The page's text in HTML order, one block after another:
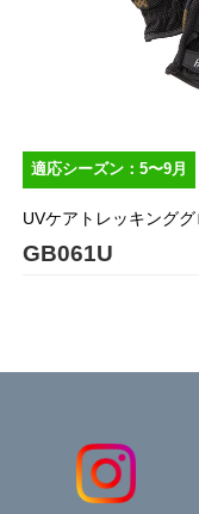
適応シーズン：5〜9月
UVケアトレッキング
GB061U